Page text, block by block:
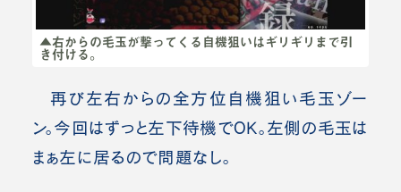
▲右からの毛玉が撃ってくる自機狙いはギリギリまで引
き付ける。
再び左右からの全方位自機狙い毛玉ゾー
ン。 今回はずっと左下待機でOK。 左側の毛玉は
まぁ左に居るので問題なし。